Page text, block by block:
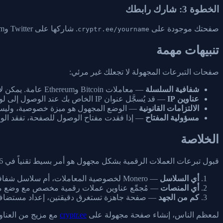
الخطوة 3: شارك رابطك
صفحتك موجودة على cryptr.ee/yourname. شاركها على Twitter وTelegram وDiscord وموقعك الإلكتروني أو أي مكان آخر. يحصل الزوار على رموز QR وأزرار نسخ وروابط مستكشف لكل محفظة.
تنبيهات مهمة
صفحات التبرعات المجهولة لا تجعلك غير مرئي:
شفافية السلسلة — معاملات Bitcoin وEthereum عامة. يمكن لأي شخص رؤية العنوان وتاريخ معاملاته. استخدم Monero إذا كان هذا يهمك.
عناوين IP
— قد يُسجَّل عنوان IP الخاص بك عند الوصول إلى لوحة تحكم صفحتك. استخدم VPN أو Tor إذا كان هذا مصدر قلق.
الالتزامات القانونية — الوضع المجهول هو ميزة خصوصية، وليس
مسؤولية المفتاح — إذا فقدت مفتاح الوصول للصفحة، تفقد
الخلاصة
قبول تبرعات العملات الرقمية بشكل مجهول هو أمر بسيط تقنياً في 2026. القرارات الرئيسية هي:
أي السلاسل — Monero لخصوصية المعاملات، أم سلاسل شفافة مع صفحة مجهولة؟
أي المنصات — مُجمِّع عناوين عملات رقمية مخصص مع وضع
كم من الجهد — صفحة جاهزة تستغرق دقيقتين، إعداد
لمعظم الناس، إنشاء صفحة مجهولة على cryptr.ee مع مزيج من